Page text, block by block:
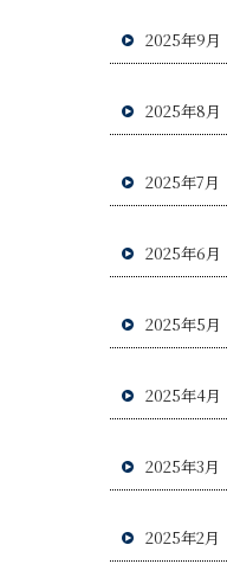
2025年9月
2025年8月
2025年7月
2025年6月
2025年5月
2025年4月
2025年3月
2025年2月